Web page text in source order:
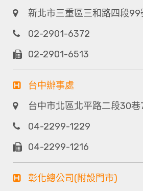
新北市三重區三和路四段
02-2901-6372
02-2901-6513
台中辦事處
台中市北區北平路二段30巷
04-2299-1229
04-2299-1216
彰化總公司(附設門市)